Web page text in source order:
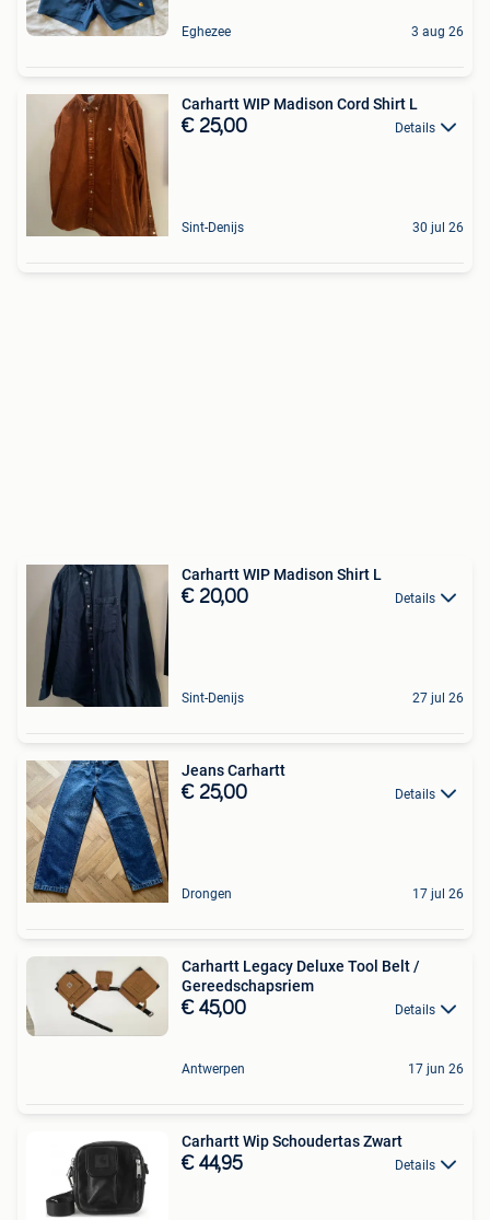
Eghezee 3 aug 26
Carhartt WIP Madison Cord Shirt L
€ 25,00 Details
Sint-Denijs 30 jul 26
Carhartt WIP Madison Shirt L
€ 20,00 Details
Sint-Denijs 27 jul 26
Jeans Carhartt
€ 25,00 Details
Drongen 17 jul 26
Carhartt Legacy Deluxe Tool Belt /
Gereedschapsriem
€ 45,00 Details
Antwerpen 17 jun 26
Carhartt Wip Schoudertas Zwart
€ 44,95 Details